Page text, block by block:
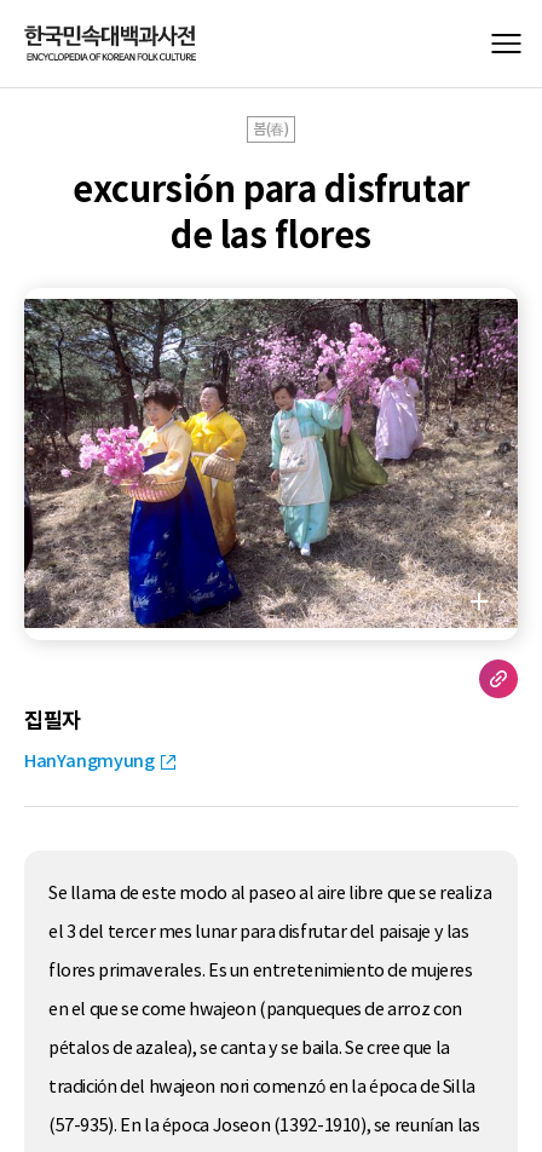
봄(春)
excursión para disfrutar
de las flores
집필자
HanYangmyung
Se llama de este modo al paseo al aire libre que se realiza
el 3 del tercer mes lunar para disfrutar del paisaje y las
flores primaverales. Es un entretenimiento de mujeres
en el que se come hwajeon (panqueques de arroz con
pétalos de azalea), se canta y se baila. Se cree que la
tradición del hwajeon nori comenzó en la época de Silla
(57-935). En la época Joseon (1392-1910), se reunían las